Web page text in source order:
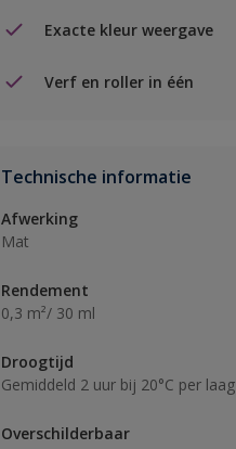
Exacte kleur weergave
Verf en roller in één
Technische informatie
Afwerking
Mat
Rendement
0,3 m²/ 30 ml
Droogtijd
Gemiddeld 2 uur bij 20°C per laag
Overschilderbaar